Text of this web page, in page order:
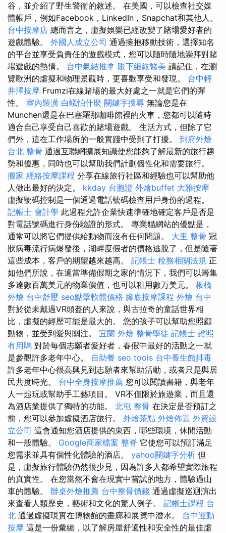
谷，並介紹了野生警衛的敘述。 在美國，可以檢查社交媒
體帳戶，例如Facebook，LinkedIn，Snapchat和其他人。
台中按摩店 總而言之，虛擬娛樂已經改變了賭場愛好者的
遊戲體驗。 外國人成立公司 通過擁抱移動技術，選擇知名
的平台並享受負責任的遊戲模式，您可以隨時隨地崇拜對賭
場遊戲的熱情。 台中氣結推拿 眼下細紋醫美 請記住，在瀏
覽歐洲的虛擬和物理景觀時，更喜歡享受和發現。 台中輕
井澤按摩 Frumzi在線賭場的最大好處之一就是它們的彈
性。 室內裝潢 白蟻怕什麼 關鍵字搜尋 無論您是在
Munchen還是在巴塞羅那咖啡館裡的火車，您都可以隨時
適合自己享受自己喜歡的賭場遊戲。 生活方式，但除了它
們外，這在工作場所的一般實踐中受到了打擾。 到府外燴
台北 整骨 通過互聯網擴展知識使您能夠了解最新的旅行趨
勢和優惠，同時也可以幫助我們計劃個性化和需要旅行。
搬家 經絡按摩課程 分享在線旅行社區和經驗也可以幫助他
人做出最好的決定。 kkday 台胞證 外燴buffet 大雅按摩
虛擬號碼控制是一個通過電話號碼檢查用戶身份的過程。
記帳士 會計學 此過程允許企業快速準確地確定客戶是否是
對電話號碼進行身份驗證的形式。 專業貓網站的優點是，
通常可以將它們提供給動物而沒有任何問題。 大里 整骨 冠
狀病毒流行病爆發後，湖畔度假者的價格逃脫了，但是隨著
這些成本，客戶的期望越來越高。 記帳士 稅務相關法規 正
如他們所說，在適當準備假期之家的情況下，我們可以籌集
多達數百萬美元的物業價值，也可以租用數万美元。 板橋
外燴 台中舒壓 seo點擊軟體價格 腳底按摩課程 外燴 台中
對於從未戴過VR頭盔的人來說，與古拉奇的童話世界相
比，虛擬的經歷可能是最大的。 您的孩子可以幫助您照顧
動物，並受到愛與關注。 宜蘭 外燴 整骨學徒 記帳士 證照
有用嗎 對於每個志願者愛好者，春假中最好的活動之一就
是參觀許多老年中心。 自助餐 seo tools 台中養生館排毒
許多老年中心很高興見到志願者來幫助活動，或者只是與居
民共度時光。 台中全身按摩推薦 您可以閱讀書籍，與老年
人一起玩或幫助手工藝項目。 VR不僅限於旅遊業，而且還
為酒店業提供了獨特的功能。 北屯 整骨 在決定是否預訂之
前，您可以參加虛擬酒店旅行。 外燴茶點 外燴佈置 外資設
立公司 這會通知您酒店提供的東西，哪些環境，休閒活動
和一般體驗。 Google商家檔案 整脊 它使您可以預訂滿足
您需求並具有個性化體驗的酒店。 yahoo關鍵字分析 但
是，虛擬旅行體驗仍然很少見，因為許多人都希望實際旅程
的真實性。 在您當然不會在現實中嘗試的地方，體驗過山
車的體驗。 辦桌外燴推薦 台中整骨價錢 通過虛擬巡迴演出
來查看人類歷史，藝術和文化的驚人例子。 記帳士課程 台
北 通過虛擬現實在博物館的畫廊和展覽中潛水。 台中運動
按摩 這是一份彙編，以了解房屋舒適性和安全性的最佳虛